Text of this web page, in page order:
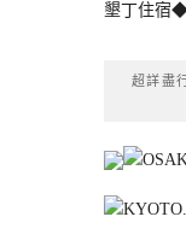
墾丁住宿
超詳盡